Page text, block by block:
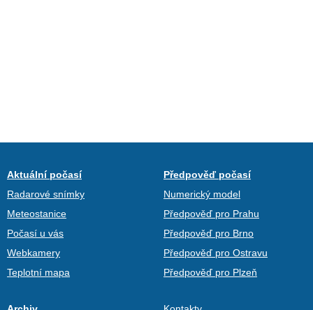
Aktuální počasí
Radarové snímky
Meteostanice
Počasí u vás
Webkamery
Teplotní mapa
Předpověď počasí
Numerický model
Předpověď pro Prahu
Předpověď pro Brno
Předpověď pro Ostravu
Předpověď pro Plzeň